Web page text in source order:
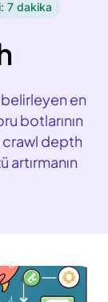
7 dakika
en
botlarının
crawl depth